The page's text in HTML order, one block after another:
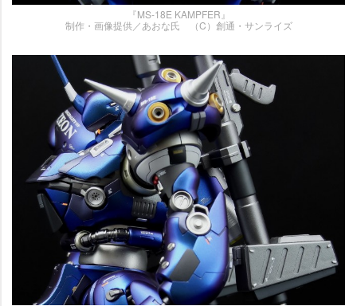
『MS-18E KAMPFER』
制作・画像提供／あおな氏 （C）創通・サンライズ